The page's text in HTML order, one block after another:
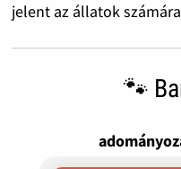
jelent az állatok
🐾